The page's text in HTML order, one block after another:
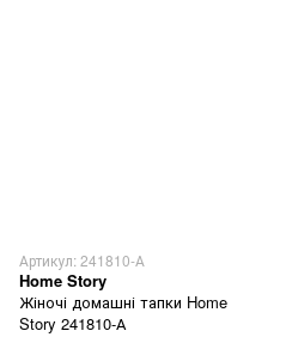
Артикул: 241810-А
Home Story
Жіночі домашні тапки Home
Story 241810-А